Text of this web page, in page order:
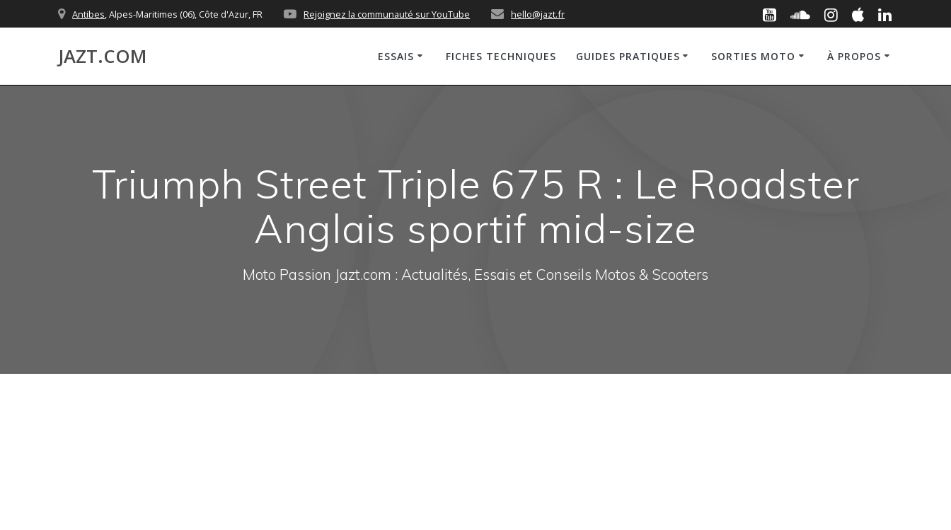
to
Antibes, Alpes-Maritimes (06), Côte d'Azur, FR Rejoignez la communauté sur YouTube hello@jazt.fr
JAZT.COM ESSAIS FICHES TECHNIQUES GUIDES PRATIQUES SORTIES MOTO À PROPOS
Triumph Street Triple 675 R : Le Roadster
Anglais sportif mid-size
Moto Passion Jazt.com : Actualités, Essais et Conseils Motos & Scooters